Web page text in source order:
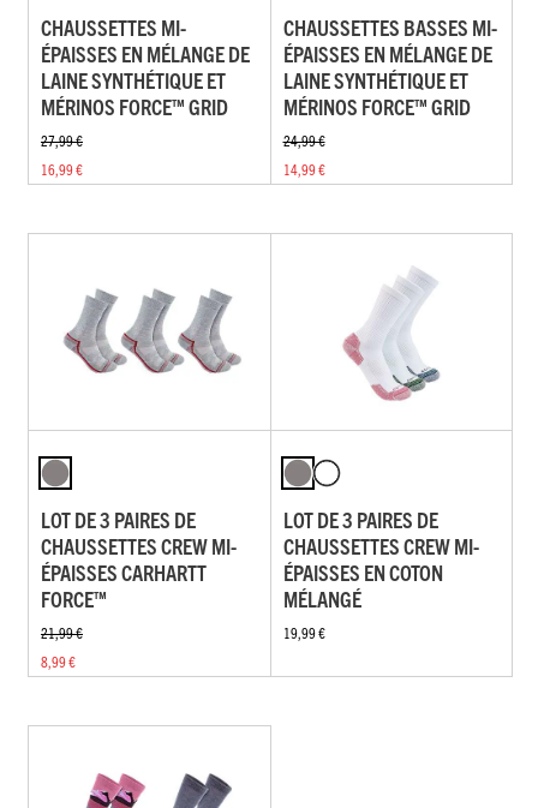
CHAUSSETTES MI-
ÉPAISSES EN MÉLANGE DE
LAINE SYNTHÉTIQUE ET
MÉRINOS FORCE™ GRID
27,99 €
16,99 €
CHAUSSETTES BASSES MI-
ÉPAISSES EN MÉLANGE DE
LAINE SYNTHÉTIQUE ET
MÉRINOS FORCE™ GRID
24,99 €
14,99 €
LOT DE 3 PAIRES DE
CHAUSSETTES CREW MI-
ÉPAISSES CARHARTT
FORCE™
21,99 €
8,99 €
LOT DE 3 PAIRES DE
CHAUSSETTES CREW MI-
ÉPAISSES EN COTON
MÉLANGÉ
19,99 €